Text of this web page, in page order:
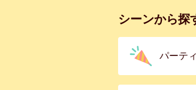
シーンから探
パーテ